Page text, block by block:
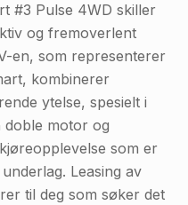
#3 Pulse 4WD skiller
og fremoverlent
en, som representerer
kombinerer
ytelse, spesielt i
doble motor og
som er
Leasing av
til deg som søker det